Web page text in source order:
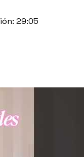
29:05